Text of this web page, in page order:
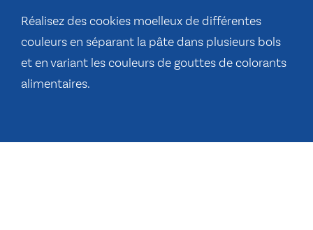
Réalisez des cookies moelleux de différentes
couleurs en séparant la pâte dans plusieurs bols
et en variant les couleurs de gouttes de colorants
alimentaires.